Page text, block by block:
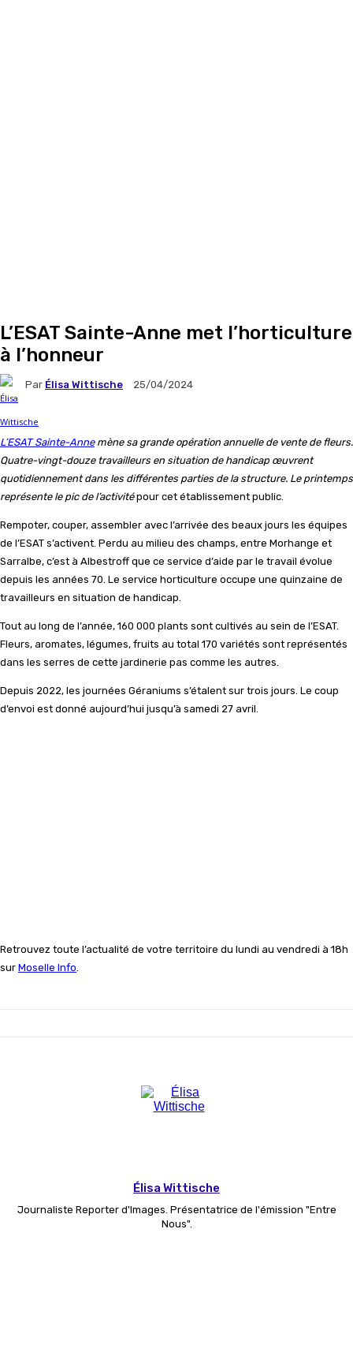
L’ESAT Sainte-Anne met l’horticulture
à l’honneur
Par Élisa Wittische 25/04/2024
L’ESAT Sainte-Annemène sa grande opération annuelle de vente de fleurs.
Quatre-vingt-douze travailleurs en situation de handicap œuvrent
quotidiennement dans les différentes parties de la structure. Le printemps
représente le pic de l’activitépour cet établissement public.
Rempoter, couper, assembler avec l’arrivée des beaux jours les équipes
de l’ESAT s’activent. Perdu au milieu des champs, entre Morhange et
Sarralbe, c’est à Albestroff que ce service d’aide par le travail évolue
depuis les années 70. Le service horticulture occupe une quinzaine de
travailleurs en situation de handicap.
Tout au long de l’année, 160 000 plants sont cultivés au sein de l’ESAT.
Fleurs, aromates, légumes, fruits au total 170 variétés sont représentés
dans les serres de cette jardinerie pas comme les autres.
Depuis 2022, les journées Géraniums s’étalent sur trois jours. Le coup
d’envoi est donné aujourd’hui jusqu’à samedi 27 avril.
Retrouvez toute l’actualité de votre territoire du lundi au vendredi à 18h
sur Moselle Info.
Élisa Wittische
Journaliste Reporter d'Images. Présentatrice de l'émission "Entre
Nous".